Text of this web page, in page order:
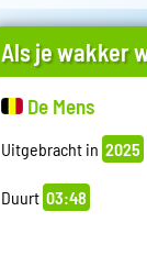
Als je wakker
De Mens
Uitgebracht in 2025
Duurt 03:48